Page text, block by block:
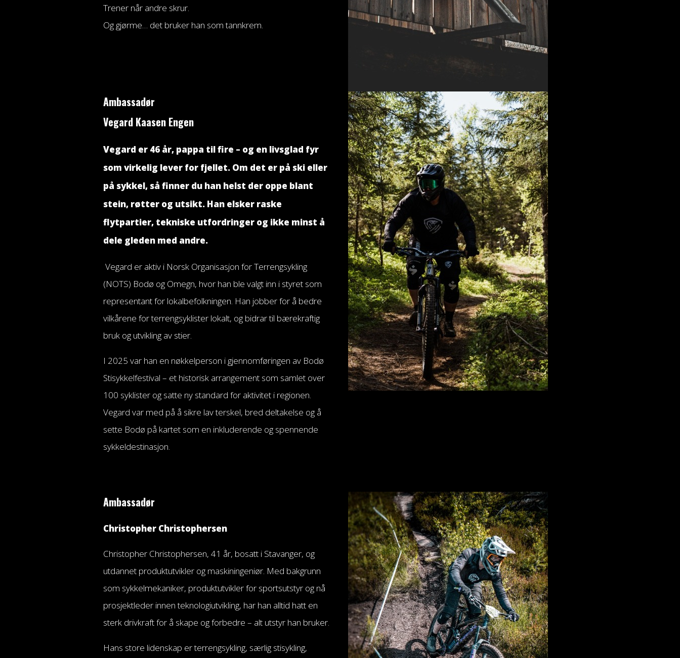
Trener når andre skrur.
Og gjørme… det bruker han som tannkrem.
Ambassadør
Vegard Kaasen Engen
Vegard er 46 år, pappa til fire – og en livsglad fyr
som virkelig lever for fjellet. Om det er på ski eller
på sykkel, så finner du han helst der oppe blant
stein, røtter og utsikt. Han elsker raske
flytpartier, tekniske utfordringer og ikke minst å
dele gleden med andre.
Vegard er aktiv i Norsk Organisasjon for Terrengsykling
(NOTS) Bodø og Omegn, hvor han ble valgt inn i styret som
representant for lokalbefolkningen. Han jobber for å bedre
vilkårene for terrengsyklister lokalt, og bidrar til bærekraftig
bruk og utvikling av stier.
I 2025 var han en nøkkelperson i gjennomføringen av Bodø
Stisykkelfestival – et historisk arrangement som samlet over
100 syklister og satte ny standard for aktivitet i regionen.
Vegard var med på å sikre lav terskel, bred deltakelse og å
sette Bodø på kartet som en inkluderende og spennende
sykkeldestinasjon.
Ambassadør
Christopher Christophersen
Christopher Christophersen, 41 år, bosatt i Stavanger, og
utdannet produktutvikler og maskiningeniør. Med bakgrunn
som sykkelmekaniker, produktutvikler for sportsutstyr og nå
prosjektleder innen teknologiutvikling, har han alltid hatt en
sterk drivkraft for å skape og forbedre – alt utstyr han bruker.
Hans store lidenskap er terrengsykling, særlig stisykling,